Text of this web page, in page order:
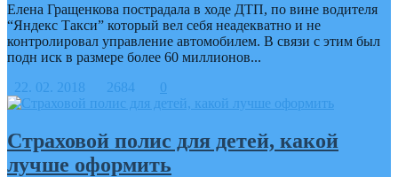
Елена Гращенкова пострадала в ходе ДТП, по вине водителя
“Яндекс Такси” который вел себя неадекватно и не
контролировал управление автомобилем. В связи с этим был
подн иск в размере более 60 миллионов...
22. 02. 2018
2684 0
Страховой полис для детей, какой
лучше оформить